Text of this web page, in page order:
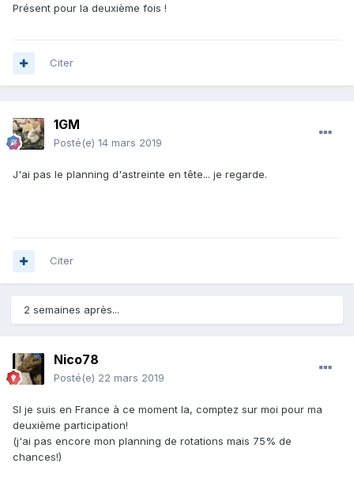
Présent pour la deuxième fois !
Citer
1GM
Posté(e) 14 mars 2019
J'ai pas le planning d'astreinte en tête... je regarde.
Citer
2 semaines après...
Nico78
Posté(e) 22 mars 2019
SI je suis en France à ce moment la, comptez sur moi pour ma
deuxième participation!
(j'ai pas encore mon planning de rotations mais 75% de
chances!)